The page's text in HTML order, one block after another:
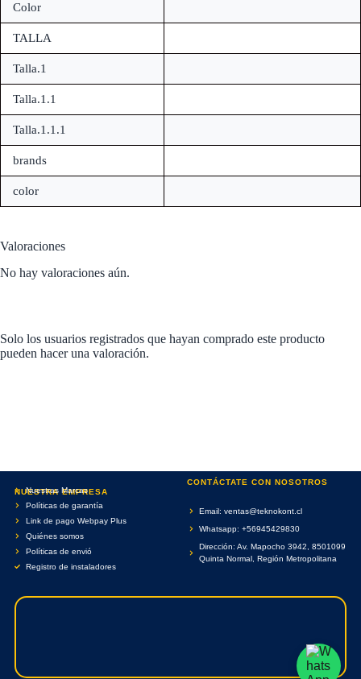
Color
TALLA
Talla.1
Talla.1.1
Talla.1.1.1
brands
color
Valoraciones
No hay valoraciones aún.
Solo los usuarios registrados que hayan comprado este producto
pueden hacer una valoración.
NUESTRA EMPRESA
Nuestras Marcas
Políticas de garantía
Link de pago Webpay Plus
Quiénes somos
Políticas de envió
Registro de instaladores
CONTÁCTATE CON NOSOTROS
Email: ventas@teknokont.cl
Whatsapp: +56945429830
Dirección: Av. Mapocho 3942, 8501099
Quinta Normal, Región Metropolitana